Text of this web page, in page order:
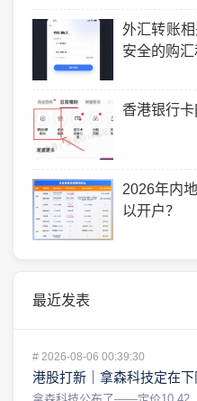
外汇转账
安全的购汇
香港银行
2026年内
以开户？
最近发表
# 2026-08-06 00:39:30
港股打新｜拿森科技定在下